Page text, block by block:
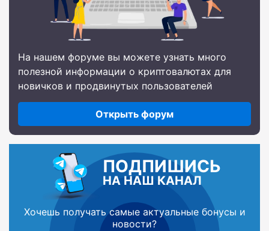
На нашем форуме вы можете узнать много
полезной информации о криптовалютах для
новичков и продвинутых пользователей
Открыть форум
ПОДПИШИСЬ
НА НАШ КАНАЛ
Хочешь получать самые актуальные бонусы и
новости?